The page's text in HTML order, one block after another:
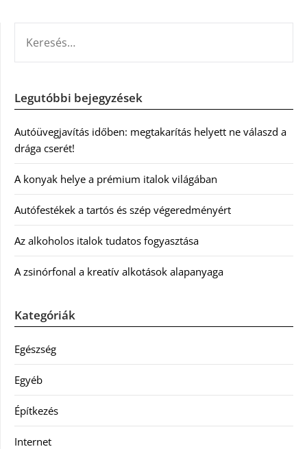
Legutóbbi bejegyzések
Autóüvegjavítás időben: megtakarítás helyett ne válaszd a
drága cserét!
A konyak helye a prémium italok világában
Autófestékek a tartós és szép végeredményért
Az alkoholos italok tudatos fogyasztása
A zsinórfonal a kreatív alkotások alapanyaga
Kategóriák
Egészség
Egyéb
Építkezés
Internet